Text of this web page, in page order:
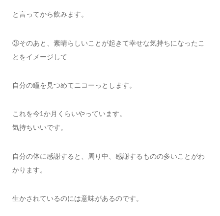
と言ってから飲みます。
③そのあと、素晴らしいことが起きて幸せな気持ちになったこ
とをイメージして
自分の瞳を見つめてニコーっとします。
これを今1か月くらいやっています。
気持ちいいです。
自分の体に感謝すると、周り中、感謝するものの多いことがわ
かります。
生かされているのには意味があるのです。